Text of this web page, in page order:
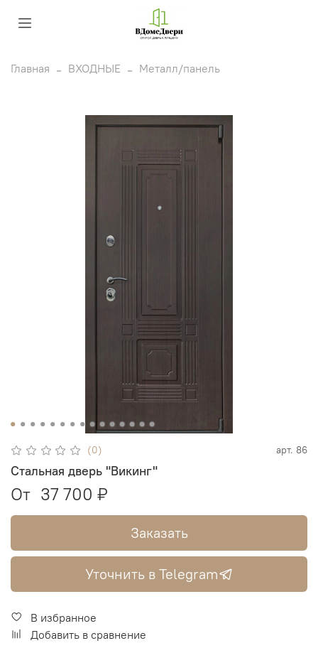
Главная ВХОДНЫЕ Металл/панель
(0) арт. 86
Стальная дверь "Викинг"
От 37 700 ₽
Заказать
Уточнить в Telegram
В избранное
Добавить в сравнение